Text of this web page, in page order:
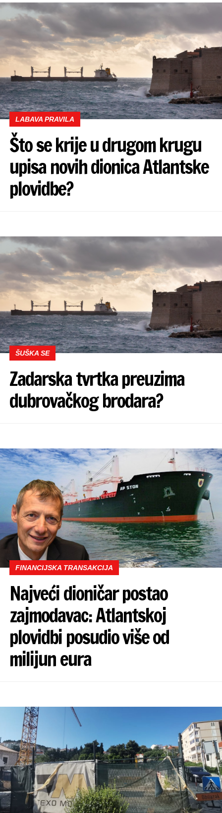
LABAVA PRAVILA
Što se krije u drugom krugu
upisa novih dionica Atlantske
plovidbe?
ŠUŠKA SE
Zadarska tvrtka preuzima
dubrovačkog brodara?
FINANCIJSKA TRANSAKCIJA
Najveći dioničar postao
zajmodavac: Atlantskoj
plovidbi posudio više od
milijun eura